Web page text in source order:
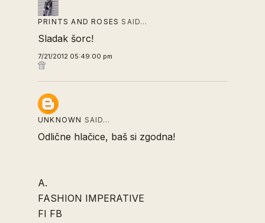
PRINTS AND ROSESSAID…
Sladak šorc!
7/21/2012 05:49:00 pm
UNKNOWN SAID…
Odlične hlačice, baš si zgodna!
A.
FASHION IMPERATIVE
FI FB